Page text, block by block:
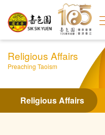
Religious Affairs
Preaching Taoism
Religious Affairs